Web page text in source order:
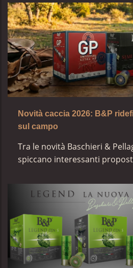
Novità caccia 2026: B&P
sul campo
Tra le novità Baschieri &
spiccano interessanti